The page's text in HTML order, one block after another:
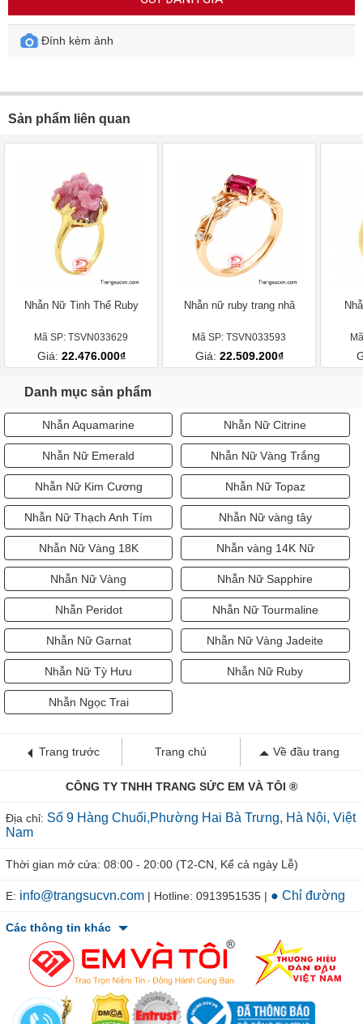
Đính kèm ảnh
Sản phẩm liên quan
Nhẫn Nữ Tinh Thể Ruby
Mã SP: TSVN033629
Giá: 22.476.000₫
Nhẫn nữ ruby trang nhã
Mã SP: TSVN033593
Giá: 22.509.200₫
Danh mục sản phẩm
Nhẫn Aquamarine Nhẫn Nữ Citrine
Nhẫn Nữ Emerald Nhẫn Nữ Vàng Trắng
Nhẫn Nữ Kim Cương Nhẫn Nữ Topaz
Nhẫn Nữ Thạch Anh Tím Nhẫn Nữ vàng tây
Nhẫn Nữ Vàng 18K Nhẫn vàng 14K Nữ
Nhẫn Nữ Vàng Nhẫn Nữ Sapphire
Nhẫn Peridot Nhẫn Nữ Tourmaline
Nhẫn Nữ Garnat Nhẫn Nữ Vàng Jadeite
Nhẫn Nữ Tỳ Hưu Nhẫn Nữ Ruby
Nhẫn Ngọc Trai
Trang trước Trang chủ Về đầu trang
CÔNG TY TNHH TRANG SỨC EM VÀ TÔI ®
Địa chỉ: Số 9 Hàng Chuối,Phường Hai Bà Trưng, Hà Nội, Việt
Nam
Thời gian mở cửa: 08:00 - 20:00 (T2-CN, Kể cả ngày Lễ)
E: info@trangsucvn.com | Hotline: 0913951535 | ● Chỉ đường
Các thông tin khác